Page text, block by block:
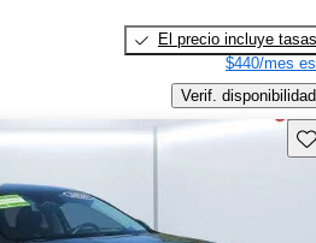
El precio incluye tasas
$440/mes
Verif. disponibilidad